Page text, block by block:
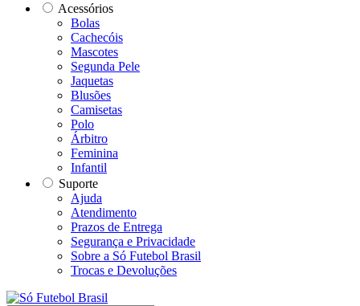
Acessórios
Bolas
Cachecóis
Mascotes
Segunda Pele
Jaquetas
Blusões
Camisetas
Polo
Árbitro
Feminina
Infantil
Suporte
Ajuda
Atendimento
Prazos de Entrega
Segurança e Privacidade
Sobre a Só Futebol Brasil
Trocas e Devoluções